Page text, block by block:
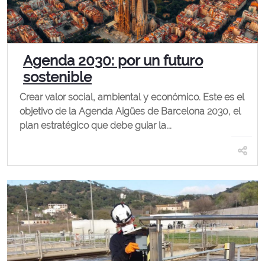
Agenda 2030: por un futuro
sostenible
Crear valor social, ambiental y económico. Este es el
objetivo de la Agenda Aigües de Barcelona 2030, el
plan estratégico que debe guiar la...